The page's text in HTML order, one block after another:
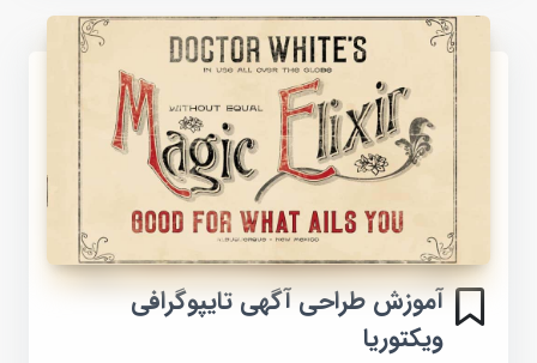
آموزش طراحی آگهی تایپوگرافی
ویکتوریا